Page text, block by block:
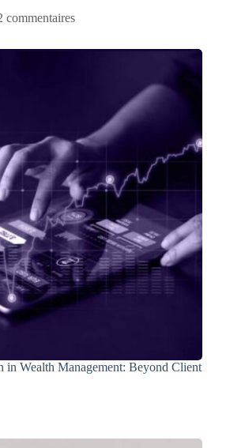
commentaires
in Wealth Management: Beyond Client